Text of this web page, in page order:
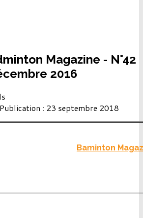
Magazine - N°42
2016
Publication : 23 septembre 2018
Baminton